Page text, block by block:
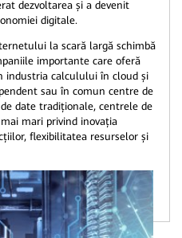
dezvoltarea și a devenit
digitale.
la scară largă schimbă
importante care oferă
industria calculului în cloud și
sau în comun centre de
date tradiționale, centrele de
mari privind inovația
flexibilitatea resurselor și